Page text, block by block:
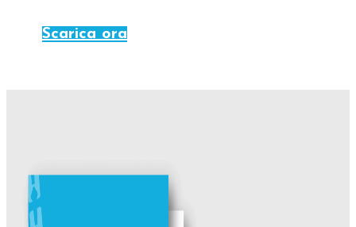
Scarica ora